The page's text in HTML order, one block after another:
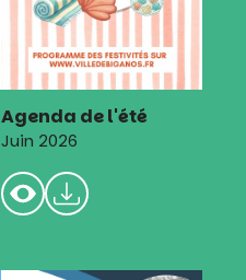
Agenda de l'été
Juin 2026